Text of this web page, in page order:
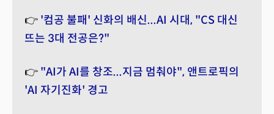
👉 '컴공 불패' 신화의 배신...AI 시대, "CS 대신
뜨는 3대 전공은?"
👉 "AI가 AI를 창조...지금 멈춰야", 앤트로픽의
'AI 자기진화' 경고